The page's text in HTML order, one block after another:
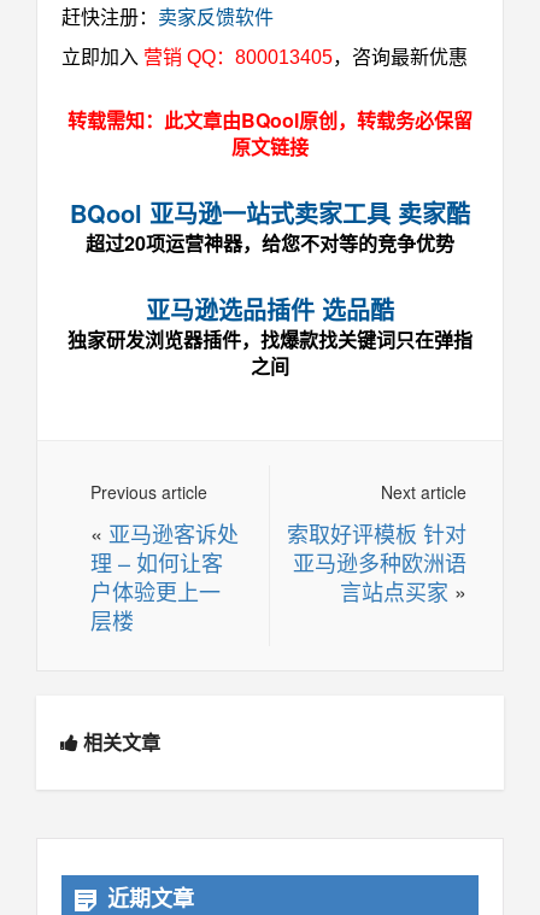
赶快注册： 卖家反馈软件
立即加入 营销 QQ：800013405，咨询最新优惠
转载需知：此文章由BQool原创，转载务必保留
原文链接
BQool 亚马逊一站式卖家工具 卖家酷
超过20项运营神器，给您不对等的竞争优势
亚马逊选品插件 选品酷
独家研发浏览器插件，找爆款找关键词只在弹指
之间
Next article
索取好评模板 针对
亚马逊多种欧洲语
言站点买家 »
Previous article
« 亚马逊客诉处
理 – 如何让客
户体验更上一
层楼
相关文章
近期文章